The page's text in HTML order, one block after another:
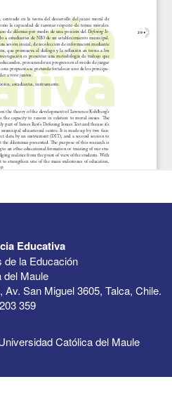
Educativa
de la Educación
del Maule
San Miguel 3605, Talca, Chile.
359
Católica del Maule